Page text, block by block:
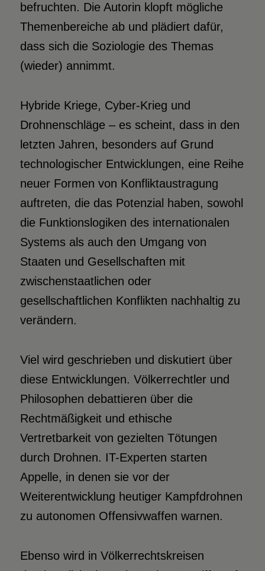
befruchten. Die Autorin klopft mögliche
Themenbereiche ab und plädiert dafür,
dass sich die Soziologie des Themas
(wieder) annimmt.
Hybride Kriege, Cyber-Krieg und
Drohnenschläge – es scheint, dass in den
letzten Jahren, besonders auf Grund
technologischer Entwicklungen, eine Reihe
neuer Formen von Konfliktaustragung
auftreten, die das Potenzial haben, sowohl
die Funktionslogiken des internationalen
Systems als auch den Umgang von
Staaten und Gesellschaften mit
zwischenstaatlichen oder
gesellschaftlichen Konflikten nachhaltig zu
verändern.
Viel wird geschrieben und diskutiert über
diese Entwicklungen. Völkerrechtler und
Philosophen debattieren über die
Rechtmäßigkeit und ethische
Vertretbarkeit von gezielten Tötungen
durch Drohnen. IT-Experten starten
Appelle, in denen sie vor der
Weiterentwicklung heutiger Kampfdrohnen
zu autonomen Offensivwaffen warnen.
Ebenso wird in Völkerrechtskreisen